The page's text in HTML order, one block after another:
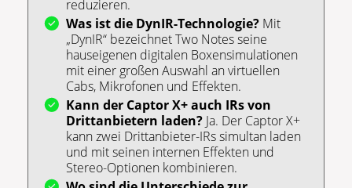
reduzieren.
Was ist die DynIR-Technologie? Mit
„DynIR“ bezeichnet Two Notes seine
hauseigenen digitalen Boxensimulationen
mit einer großen Auswahl an virtuellen
Cabs, Mikrofonen und Effekten.
Kann der Captor X+ auch IRs von
Drittanbietern laden? Ja. Der Captor X+
kann zwei Drittanbieter-IRs simultan laden
und mit seinen internen Effekten und
Stereo-Optionen kombinieren.